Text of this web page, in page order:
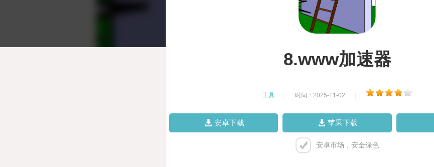
8.www加速器
工具 时间：2025-11-02
安卓下载 苹果下载
安卓市场，安全绿色